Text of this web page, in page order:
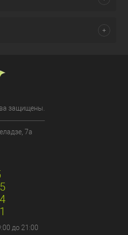
защищены.
7а
до 21:00